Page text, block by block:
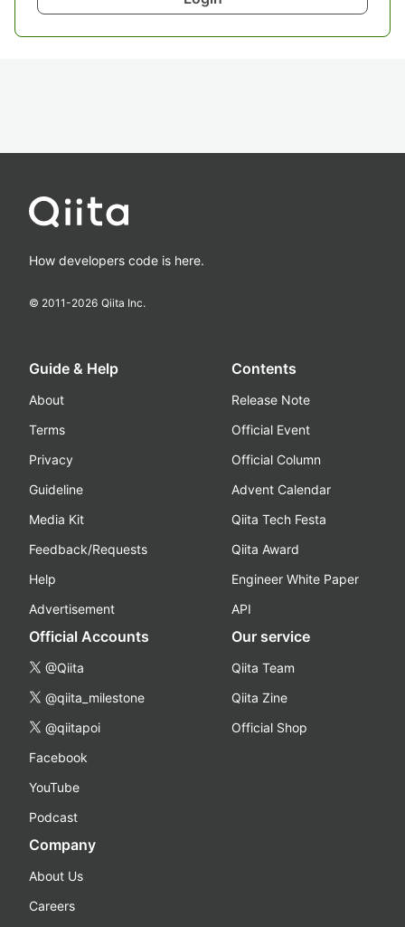
How developers code is here.
© 2011-2026 Qiita Inc.
Guide & Help
About
Terms
Privacy
Guideline
Media Kit
Feedback/Requests
Help
Advertisement
Contents
Release Note
Official Event
Official Column
Advent Calendar
Qiita Tech Festa
Qiita Award
Engineer White Paper
API
Official Accounts
@Qiita
@qiita_milestone
@qiitapoi
Facebook
YouTube
Podcast
Our service
Qiita Team
Qiita Zine
Official Shop
Company
About Us
Careers